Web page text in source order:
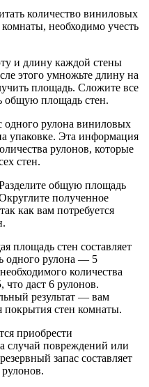
количество виниловых
необходимо учесть
и длину каждой стены
этого умножьте длину на
площадь. Сложите все
общую площадь стен.
одного рулона виниловых
упаковке. Эта информация
рулонов, которые
стен.
общую площадь
полученное
как вам потребуется
площадь стен составляет
одного рулона — 5
количества
что даст 6 рулонов.
результат — вам
покрытия стен комнаты.
приобрести
случай повреждений или
запас составляет